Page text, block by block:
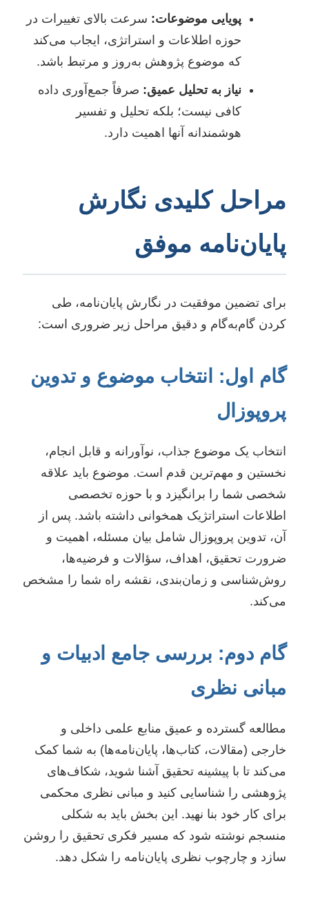
پویایی موضوعات: سرعت بالای تغییرات در
حوزه اطلاعات و استراتژی، ایجاب می‌کند
که موضوع پژوهش به‌روز و مرتبط باشد.
نیاز به تحلیل عمیق: صرفاً جمع‌آوری داده
کافی نیست؛ بلکه تحلیل و تفسیر
هوشمندانه آنها اهمیت دارد.
مراحل کلیدی نگارش
پایان‌نامه موفق
برای تضمین موفقیت در نگارش پایان‌نامه، طی
کردن گام‌به‌گام و دقیق مراحل زیر ضروری است:
گام اول: انتخاب موضوع و تدوین
پروپوزال
انتخاب یک موضوع جذاب، نوآورانه و قابل انجام،
نخستین و مهم‌ترین قدم است. موضوع باید علاقه
شخصی شما را برانگیزد و با حوزه تخصصی
اطلاعات استراتژیک همخوانی داشته باشد. پس از
آن، تدوین پروپوزال شامل بیان مسئله، اهمیت و
ضرورت تحقیق، اهداف، سؤالات و فرضیه‌ها،
روش‌شناسی و زمان‌بندی، نقشه راه شما را مشخص
می‌کند.
گام دوم: بررسی جامع ادبیات و
مبانی نظری
مطالعه گسترده و عمیق منابع علمی داخلی و
خارجی (مقالات، کتاب‌ها، پایان‌نامه‌ها) به شما کمک
می‌کند تا با پیشینه تحقیق آشنا شوید، شکاف‌های
پژوهشی را شناسایی کنید و مبانی نظری محکمی
برای کار خود بنا نهید. این بخش باید به شکلی
منسجم نوشته شود که مسیر فکری تحقیق را روشن
سازد و چارچوب نظری پایان‌نامه را شکل دهد.